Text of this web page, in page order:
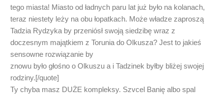
tego miasta! Miasto od ładnych paru lat już było na kolanach,
teraz niestety leży na obu łopatkach. Może władze zaproszą
Tadzia Rydzyka by przeniósł swoją siedzibę wraz z
doczesnym majątkiem z Torunia do Olkusza? Jest to jakieś
sensowne rozwiązanie by
znowu było głośno o Olkuszu a i Tadzinek byłby bliżej swojej
rodziny.[/quote]
Ty chyba masz DUŻE kompleksy. Szvcel Banię albo spal